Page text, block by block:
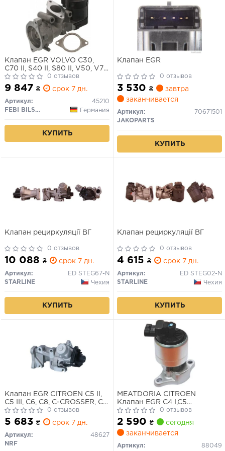
Клапан EGR VOLVO C30,
C70 II, S40 II, S80 II, V50, V70
III ALFA ROMEO MITO
CITROEN C4, C4 GRAND
PICASSO I, C4 I, C4 PICASSO
I, C5 II, C5 III, C8, JUMPY II
FIAT BRAVA, BRAVO I 1.3D-
0 отзывов
9 847 ₴ срок 7 дн.
Артикул:
45210
FEBI BILSTEIN
Германия
КУПИТЬ
Клапан EGR
0 отзывов
3 530 ₴
завтра
заканчивается
Артикул:
70671501
JAKOPARTS
КУПИТЬ
Клапан рециркуляції ВГ
0 отзывов
10 088 ₴ срок 7 дн.
Артикул:
ED STEG67-N
STARLINE
Чехия
КУПИТЬ
Клапан рециркуляції ВГ
0 отзывов
4 615 ₴ срок 7 дн.
Артикул:
ED STEG02-N
STARLINE
Чехия
КУПИТЬ
Клапан EGR CITROEN C5 II,
C5 III, C6, C8, C-CROSSER, C-
CROSSER ENTERPRISE FIAT
ULYSSE FORD GALAXY II,
MONDEO IV, S-MAX JAGUAR
XF I, XF SPORTBRAKE
LANCIA PHEDRA 2.2D 06.02-
0 отзывов
5 683 ₴ срок 7 дн.
Артикул:
48627
NRF
MEATDORIA CITROEN
Клапан EGR C4 I,C5
I,II,Jumpy,Xsara,Fiat
Scudo,Peugeot
0 отзывов
2 590 ₴
сегодня
заканчивается
Артикул:
88049